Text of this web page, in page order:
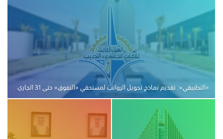
«التطبيقي»: تقديم نماذج تحويل الرواتب لمستحقي «التفوق» حتى 31 الجاري